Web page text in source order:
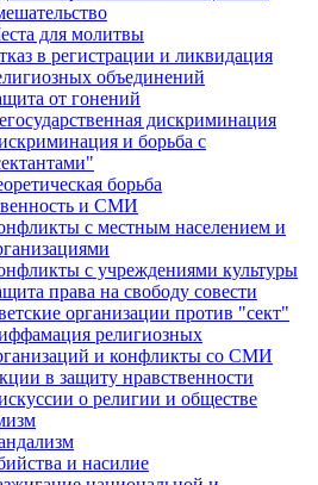
для молитвы
в регистрации и ликвидация
объединений
от гонений
дискриминация
и борьба с
борьба
и СМИ
с местным населением и
с учреждениями культуры
права на свободу совести
организации против "сект"
религиозных
и конфликты со СМИ
в защиту нравственности
о религии и обществе
и насилие